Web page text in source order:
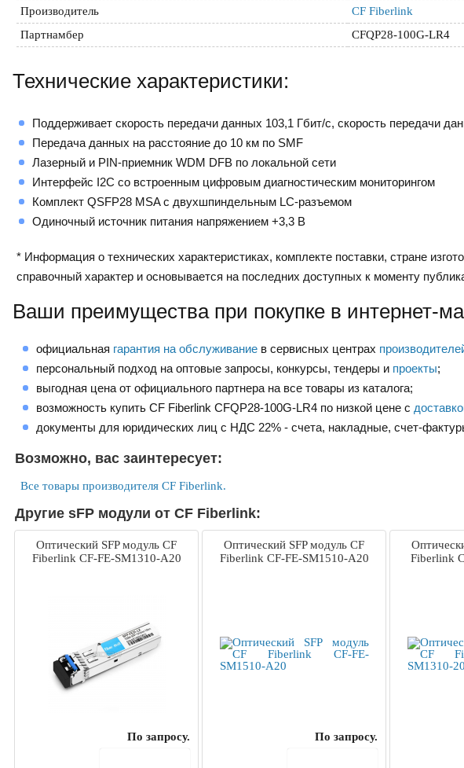
Производитель
CF Fiberlink
Партнамбер
CFQP28-100G-LR4
Технические характеристики:
Поддерживает скорость передачи данных 103,1 Гбит/с, скорость передачи
Передача данных на расстояние до 10 км по SMF
Лазерный и PIN-приемник WDM DFB по локальной сети
Интерфейс I2C со встроенным цифровым диагностическим мониторингом
Комплект QSFP28 MSA с двухшпиндельным LC-разъемом
Одиночный источник питания напряжением +3,3 В
* Информация о технических характеристиках, комплекте поставки, стране
справочный характер и основывается на последних доступных к моменту
Ваши преимущества при покупке в интернет-
официальная гарантия на обслуживание в сервисных центрах
персональный подход на оптовые запросы, конкурсы, тендеры и проекты;
выгодная цена от официального партнера на все товары из каталога;
возможность купить CF Fiberlink CFQP28-100G-LR4 по низкой цене с
документы для юридических лиц с НДС 22% - счета, накладные, счет-
Возможно, вас заинтересует:
Все товары производителя CF Fiberlink.
Другие sFP модули от CF Fiberlink:
Оптический SFP модуль CF
Fiberlink CF-FE-SM1310-A20
По запросу.
Оптический SFP модуль CF
Fiberlink CF-FE-SM1510-A20
По запросу.
Fiberlink